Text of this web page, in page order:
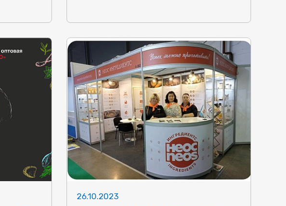
26.10.2023